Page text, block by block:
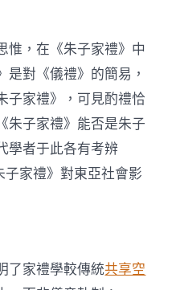
惟，在《朱子家禮》中
對《儀禮》的簡易，
子家禮》，可見酌禮恰
朱子家禮》能否是朱子
學者于此各有考辨
家禮》對東亞社會影
了家禮學較傳統共享空